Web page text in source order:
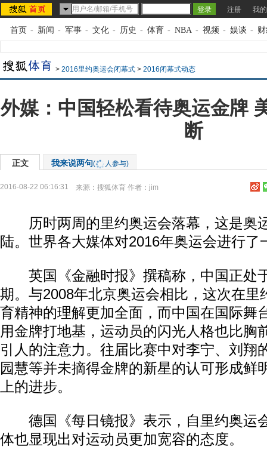
注册 我
首页 - 新闻 - 军事 - 文化 - 历史 - 体育 - NBA - 视频 - 娱谈 -
> 2016里约奥运会闭幕式 > 2016闭幕式动态
外媒：中国轻松看待奥运金牌
断
正文 我来说两句( 人参与)
2016-08-22 06:16:31 来源： 搜狐体育 作者：jim
历时两周的里约奥运会落幕，这是奥
陆。世界各大媒体对2016年奥运会进行了
英国《金融时报》撰稿称，中国正处
期。与2008年北京奥运会相比，这次在里
育精神的理解更加全面，而中国在国际舞
用金牌打地基，运动员的闪光人格也比胸
引人的注意力。往届比赛中对李宁、刘翔
园慧等并未摘得金牌的新星的认可形成鲜
上的进步。
德国《每日镜报》表示，自里约奥运
体也显现出对运动员更加宽容的态度。